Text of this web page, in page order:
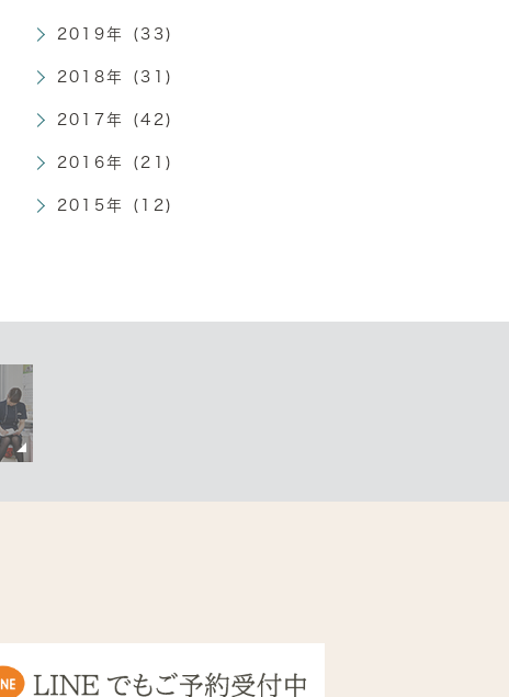
2019年 (33)
2018年 (31)
2017年 (42)
2016年 (21)
2015年 (12)